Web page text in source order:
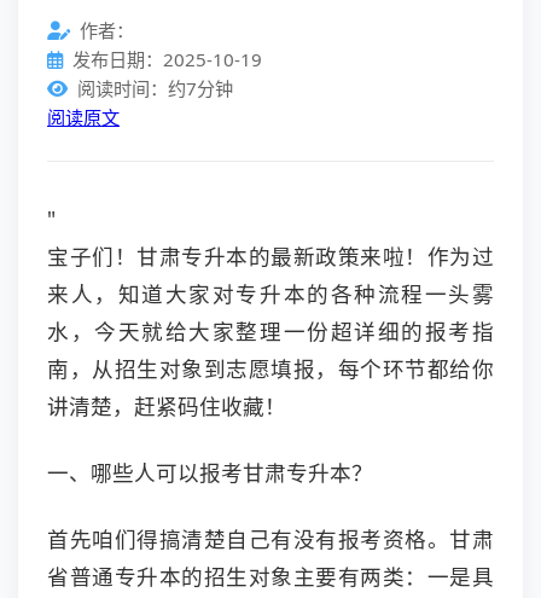
作者：
发布日期：2025-10-19
阅读时间：约7分钟
阅读原文
"
宝子们！甘肃专升本的最新政策来啦！作为过
来人，知道大家对专升本的各种流程一头雾
水，今天就给大家整理一份超详细的报考指
南，从招生对象到志愿填报，每个环节都给你
讲清楚，赶紧码住收藏！
一、哪些人可以报考甘肃专升本？
首先咱们得搞清楚自己有没有报考资格。甘肃
省普通专升本的招生对象主要有两类：一是具